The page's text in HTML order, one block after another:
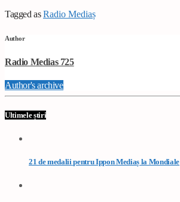
Tagged asRadio Mediaș
Author
Radio Medias 725
Author's archive
Ultimele știri
21 de medalii pentru Ippon Mediaș la Mondiale